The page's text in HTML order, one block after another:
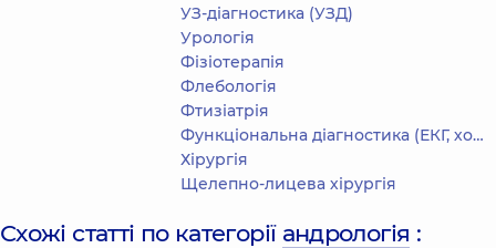
УЗ-діагностика (УЗД)
Урологія
Фізіотерапія
Флебологія
Фтизіатрія
Функціональна діагностика (ЕКГ, холтер, добове АТ)
Хірургія
Щелепно-лицева хірургія
Схожі статті по категорії андрологія :